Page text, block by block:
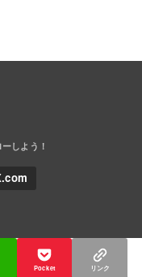
Pocket リンク